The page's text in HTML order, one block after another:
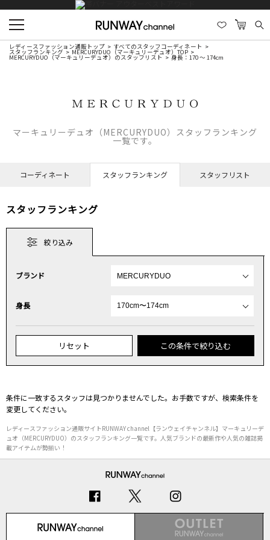
レディースファッション通販トップ すべてのスタッフコーディネート
スタッフランキング MERCURYDUO（マーキュリーデュオ）TOP
MERCURYDUO（マーキュリーデュオ）のスタッフリスト 身長：170 ～ 174cm
マーキュリーデュオ（MERCURYDUO）スタッフランキング
一覧です。
コーディネート スタッフランキング スタッフリスト
スタッフランキング
絞り込み
ブランド
身長
リセット この条件で絞り込む
条件に一致するスタッフは見つかりませんでした。お手数ですが、検索条件を
変更してください。
レディースファッション通販サイトRUNWAY channel【ランウェイチャンネル】マーキュリーデ
ュオ（MERCURYDUO）のスタッフランキング一覧です。人気ブランドの最新作や人気の雑誌掲
載アイテムが勢揃い！